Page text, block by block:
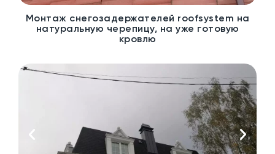
Монтаж снегозадержателей roofsystem на
натуральную черепицу, на уже готовую
кровлю